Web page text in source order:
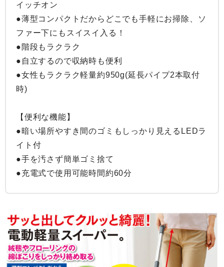
イッチオン
●薄型コンパクトだからどこでも手軽にお掃除、ソ
ファー下にもスイスイ入る！
●階段もラクラク
●自立するので収納時も便利
●女性もラクラク軽量約950g(延長パイプ2本取付
時)
【便利な機能】
●暗い場所やすき間のゴミもしっかり見えるLEDラ
イト付
●手を汚さず簡単ゴミ捨て
●充電式で使用可能時間約60分